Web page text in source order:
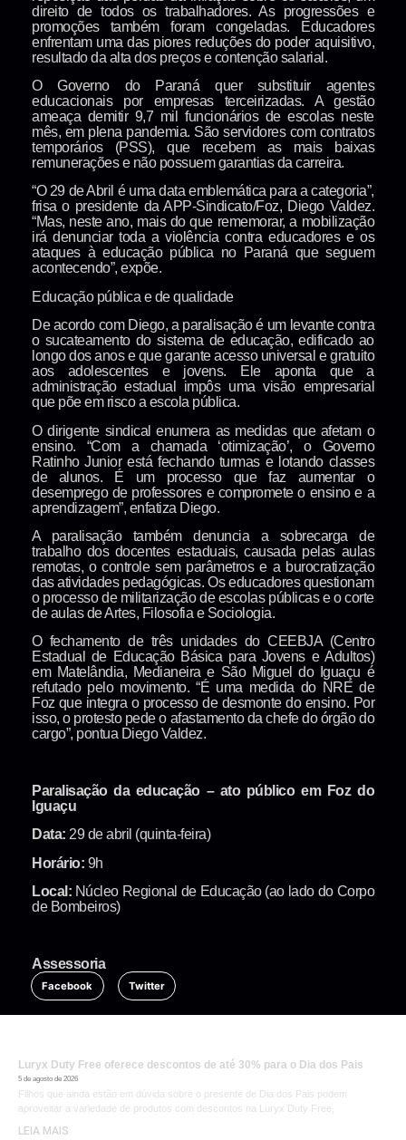
direito de todos os trabalhadores. As progressões e
promoções também foram congeladas. Educadores
enfrentam uma das piores reduções do poder aquisitivo,
resultado da alta dos preços e contenção salarial.
O Governo do Paraná quer substituir agentes
educacionais por empresas terceirizadas. A gestão
ameaça demitir 9,7 mil funcionários de escolas neste
mês, em plena pandemia. São servidores com contratos
temporários (PSS), que recebem as mais baixas
remunerações e não possuem garantias da carreira.
“O 29 de Abril é uma data emblemática para a categoria”,
frisa o presidente da APP-Sindicato/Foz, Diego Valdez.
“Mas, neste ano, mais do que rememorar, a mobilização
irá denunciar toda a violência contra educadores e os
ataques à educação pública no Paraná que seguem
acontecendo”, expõe.
Educação pública e de qualidade
De acordo com Diego, a paralisação é um levante contra
o sucateamento do sistema de educação, edificado ao
longo dos anos e que garante acesso universal e gratuito
aos adolescentes e jovens. Ele aponta que a
administração estadual impôs uma visão empresarial
que põe em risco a escola pública.
O dirigente sindical enumera as medidas que afetam o
ensino. “Com a chamada ‘otimização’, o Governo
Ratinho Junior está fechando turmas e lotando classes
de alunos. É um processo que faz aumentar o
desemprego de professores e compromete o ensino e a
aprendizagem”, enfatiza Diego.
A paralisação também denuncia a sobrecarga de
trabalho dos docentes estaduais, causada pelas aulas
remotas, o controle sem parâmetros e a burocratização
das atividades pedagógicas. Os educadores questionam
o processo de militarização de escolas públicas e o corte
de aulas de Artes, Filosofia e Sociologia.
O fechamento de três unidades do CEEBJA (Centro
Estadual de Educação Básica para Jovens e Adultos)
em Matelândia, Medianeira e São Miguel do Iguaçu é
refutado pelo movimento. “É uma medida do NRE de
Foz que integra o processo de desmonte do ensino. Por
isso, o protesto pede o afastamento da chefe do órgão do
cargo”, pontua Diego Valdez.
Paralisação da educação – ato público em Foz do
Iguaçu
Data: 29 de abril (quinta-feira)
Horário: 9h
Local: Núcleo Regional de Educação (ao lado do Corpo
de Bombeiros)
Assessoria
Facebook Twitter
Luryx Duty Free oferece descontos de até 30% para o Dia dos Pais
5 de agosto de 2026
Filhos que ainda estão em dúvida sobre o presente de Dia dos Pais podem
aproveitar a variedade de produtos com descontos na Luryx Duty Free,
LEIA MAIS